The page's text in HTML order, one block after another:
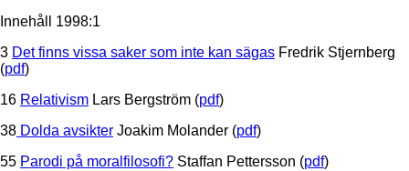
Innehåll 1998:1
3 Det finns vissa saker som inte kan sägas Fredrik Stjernberg
(pdf)
16 Relativism Lars Bergström (pdf)
38 Dolda avsikter Joakim Molander (pdf)
55 Parodi på moralfilosofi? Staffan Pettersson (pdf)